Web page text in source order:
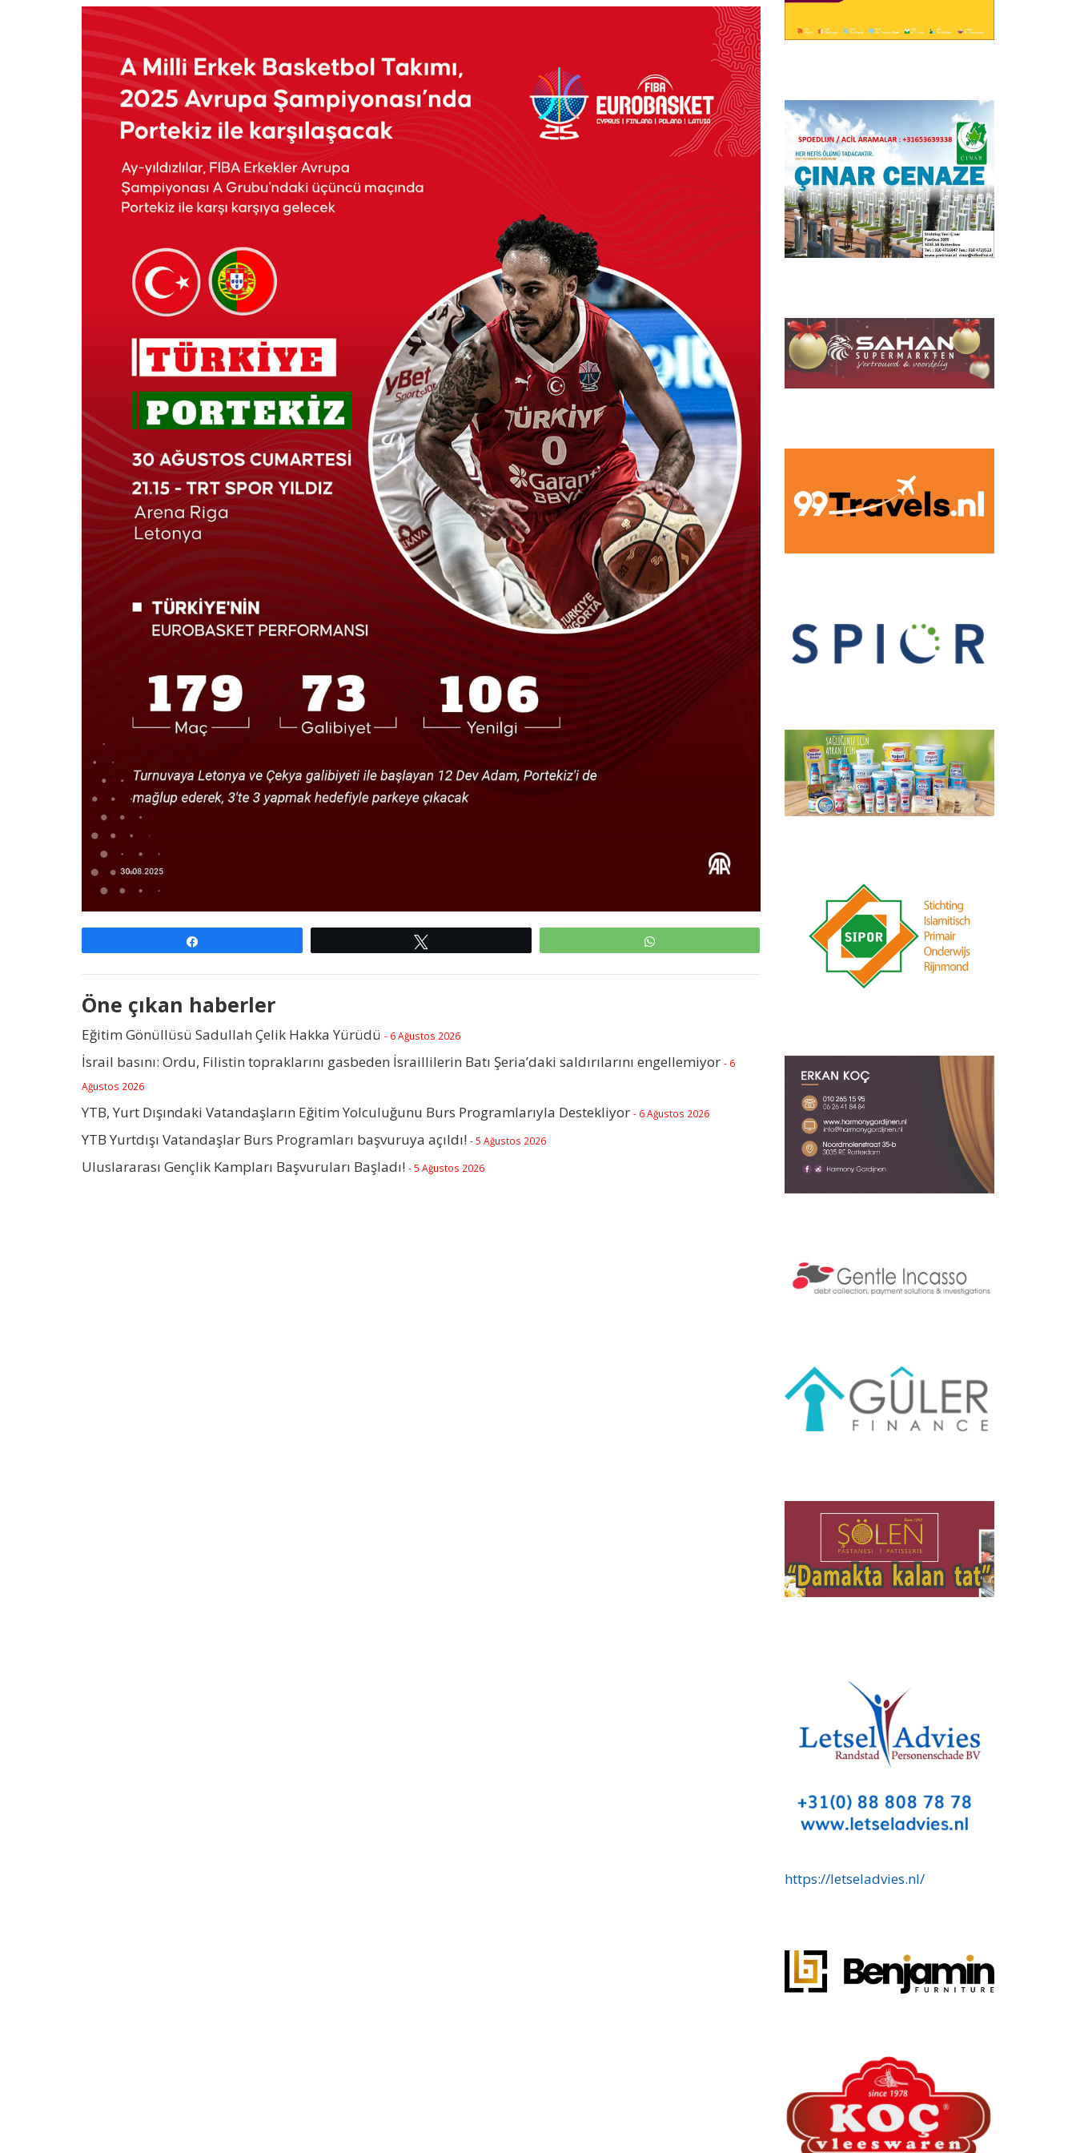
Öne çıkan haberler
Eğitim Gönüllüsü Sadullah Çelik Hakka Yürüdü - 6 Ağustos 2026
İsrail basını: Ordu, Filistin topraklarını gasbeden İsraillilerin Batı Şeria’daki saldırılarını engellemiyor - 6
Ağustos 2026
YTB, Yurt Dışındaki Vatandaşların Eğitim Yolculuğunu Burs Programlarıyla Destekliyor - 6 Ağustos 2026
YTB Yurtdışı Vatandaşlar Burs Programları başvuruya açıldı! - 5 Ağustos 2026
Uluslararası Gençlik Kampları Başvuruları Başladı! - 5 Ağustos 2026
https://letseladvies.nl/